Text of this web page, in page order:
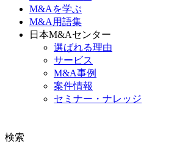
M&Aを学ぶ
M&A用語集
日本M&Aセンター
選ばれる理由
サービス
M&A事例
案件情報
セミナー・ナレッジ
検索